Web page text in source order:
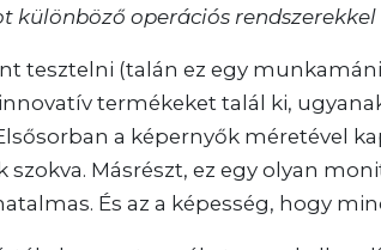
különböző operációs rendszerekkel
tesztelni (talán ez egy
termékeket talál ki,
a képernyők méretével
szokva. Másrészt, ez egy olyan
És az a képesség, hogy